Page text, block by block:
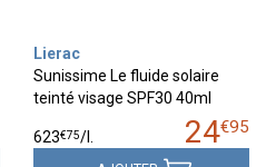
Lierac
Sunissime Le fluide solaire
teinté visage SPF30 40ml
24€95
623€75/